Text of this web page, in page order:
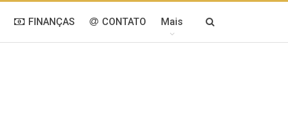
FINANÇAS CONTATO Mais